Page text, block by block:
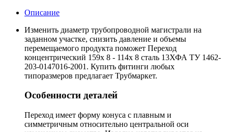
Описание
Изменить диаметр трубопроводной магистрали на
заданном участке, снизить давление и объемы
перемещаемого продукта поможет Переход
концентрический 159х 8 - 114х 8 сталь 13ХФА ТУ 1462-
203-0147016-2001. Купить фитинги любых
типоразмеров предлагает Трубмаркет.
Особенности деталей
Переход имеет форму конуса с плавным и
симметричным относительно центральной оси